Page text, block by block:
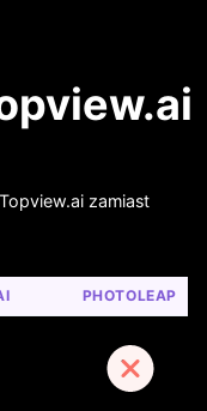
zamiast
PHOTOLEAP